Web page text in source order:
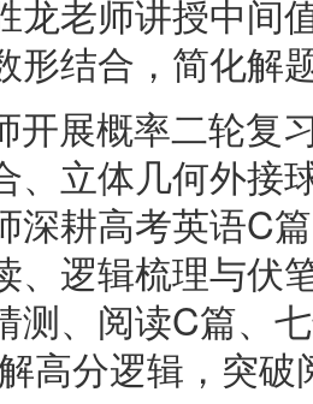
龙老师讲授中间
形结合，简化解
开展概率二轮复
、立体几何外接
深耕高考英语C
、逻辑梳理与伏
测、阅读C篇、
高分逻辑，突